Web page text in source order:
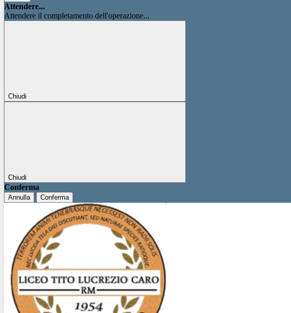
Attendere...
Attendere il completamento dell'operazione...
Chiudi
Chiudi
Conferma
Annulla Conferma